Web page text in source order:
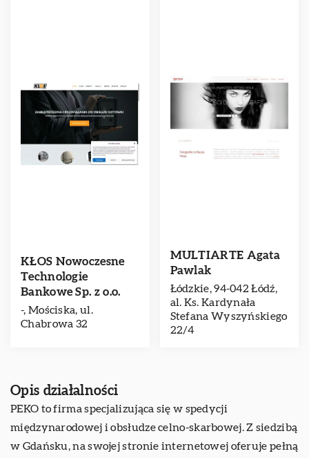
KŁOS Nowoczesne
Technologie
Bankowe Sp. z o.o.
-, Mościska, ul.
Chabrowa 32
MULTIARTE Agata
Pawlak
Łódzkie, 94-042 Łódź,
al. Ks. Kardynała
Stefana Wyszyńskiego
22/4
Opis działalności
PEKO to firma specjalizująca się w spedycji
międzynarodowej i obsłudze celno-skarbowej. Z siedzibą
w Gdańsku, na swojej stronie internetowej oferuje pełną